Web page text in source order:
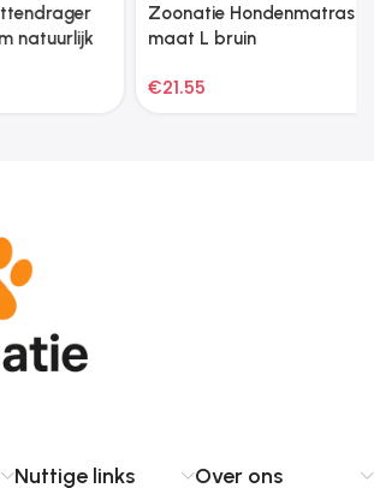
Zoonatie Hondenmatras
maat L bruin
21.55
Nuttige links Over ons